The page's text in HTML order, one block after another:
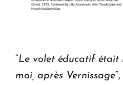
“Le volet éducatif
moi, après Vernissage